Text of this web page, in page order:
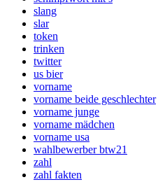
slang
slar
token
trinken
twitter
us bier
vorname
vorname beide geschlechter
vorname junge
vorname mädchen
vorname usa
wahlbewerber btw21
zahl
zahl fakten